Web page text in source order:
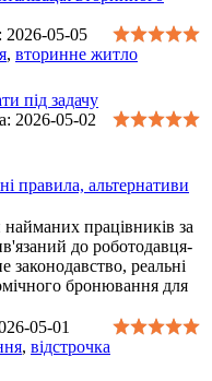
2026-05-05
, вторинне житло
під задачу
2026-05-02
правила, альтернативи
працівників за
до роботодавця-
реальні
бронювання для
05-01
, відстрочка